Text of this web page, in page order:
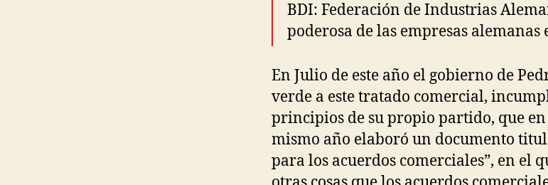
BDI: Federación de Industrias
poderosa de las empresas alemanas
En Julio de este año el gobierno de
verde a este tratado comercial,
principios de su propio partido, que en
mismo año elaboró un documento
para los acuerdos comerciales”, en el